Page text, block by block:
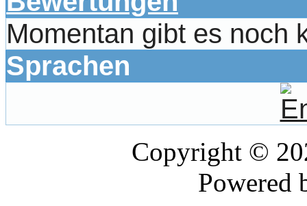
Momentan gibt es noch
Sprachen
Copyright ©
Powered